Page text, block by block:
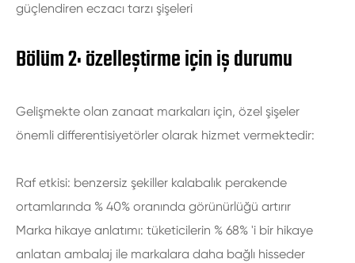
güçlendiren eczacı tarzı şişeleri
Bölüm 2: özelleştirme için iş durumu
Gelişmekte olan zanaat markaları için, özel şişeler
önemli differentisiyetörler olarak hizmet vermektedir:
Raf etkisi: benzersiz şekiller kalabalık perakende
ortamlarında % 40% oranında görünürlüğü artırır
Marka hikaye anlatımı: tüketicilerin % 68% 'i bir hikaye
anlatan ambalaj ile markalara daha bağlı hisseder